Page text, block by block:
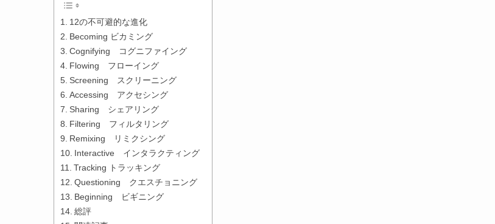
12の不可避的な進化
Becoming ビカミング
Cognifying コグニファイング
Flowing フローイング
Screening スクリーニング
Accessing アクセシング
Sharing シェアリング
Filtering フィルタリング
Remixing リミクシング
Interactive インタラクティング
Tracking トラッキング
Questioning クエスチョニング
Beginning ビギニング
総評